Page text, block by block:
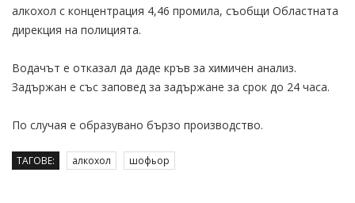
алкохол с концентрация 4,46 промила, съобщи Областната
дирекция на полицията.
Водачът е отказал да даде кръв за химичен анализ.
Задържан е със заповед за задържане за срок до 24 часа.
По случая е образувано бързо производство.
ТАГОВЕ: алкохол шофьор